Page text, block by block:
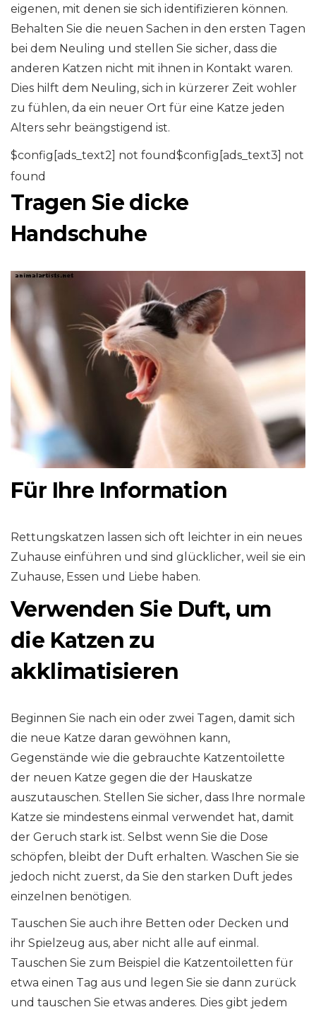
eigenen, mit denen sie sich identifizieren können.
Behalten Sie die neuen Sachen in den ersten Tagen
bei dem Neuling und stellen Sie sicher, dass die
anderen Katzen nicht mit ihnen in Kontakt waren.
Dies hilft dem Neuling, sich in kürzerer Zeit wohler
zu fühlen, da ein neuer Ort für eine Katze jeden
Alters sehr beängstigend ist.
$config[ads_text2] not found$config[ads_text3] not
found
Tragen Sie dicke
Handschuhe
Für Ihre Information
Rettungskatzen lassen sich oft leichter in ein neues
Zuhause einführen und sind glücklicher, weil sie ein
Zuhause, Essen und Liebe haben.
Verwenden Sie Duft, um
die Katzen zu
akklimatisieren
Beginnen Sie nach ein oder zwei Tagen, damit sich
die neue Katze daran gewöhnen kann,
Gegenstände wie die gebrauchte Katzentoilette
der neuen Katze gegen die der Hauskatze
auszutauschen. Stellen Sie sicher, dass Ihre normale
Katze sie mindestens einmal verwendet hat, damit
der Geruch stark ist. Selbst wenn Sie die Dose
schöpfen, bleibt der Duft erhalten. Waschen Sie sie
jedoch nicht zuerst, da Sie den starken Duft jedes
einzelnen benötigen.
Tauschen Sie auch ihre Betten oder Decken und
ihr Spielzeug aus, aber nicht alle auf einmal.
Tauschen Sie zum Beispiel die Katzentoiletten für
etwa einen Tag aus und legen Sie sie dann zurück
und tauschen Sie etwas anderes. Dies gibt jedem